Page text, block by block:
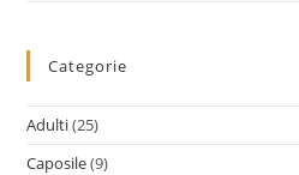
Categorie
Adulti(25)
Caposile(9)